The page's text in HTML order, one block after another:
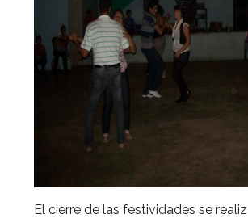
El cierre de las festividades se